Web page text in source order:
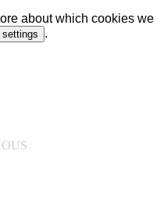
about which cookies
settings .